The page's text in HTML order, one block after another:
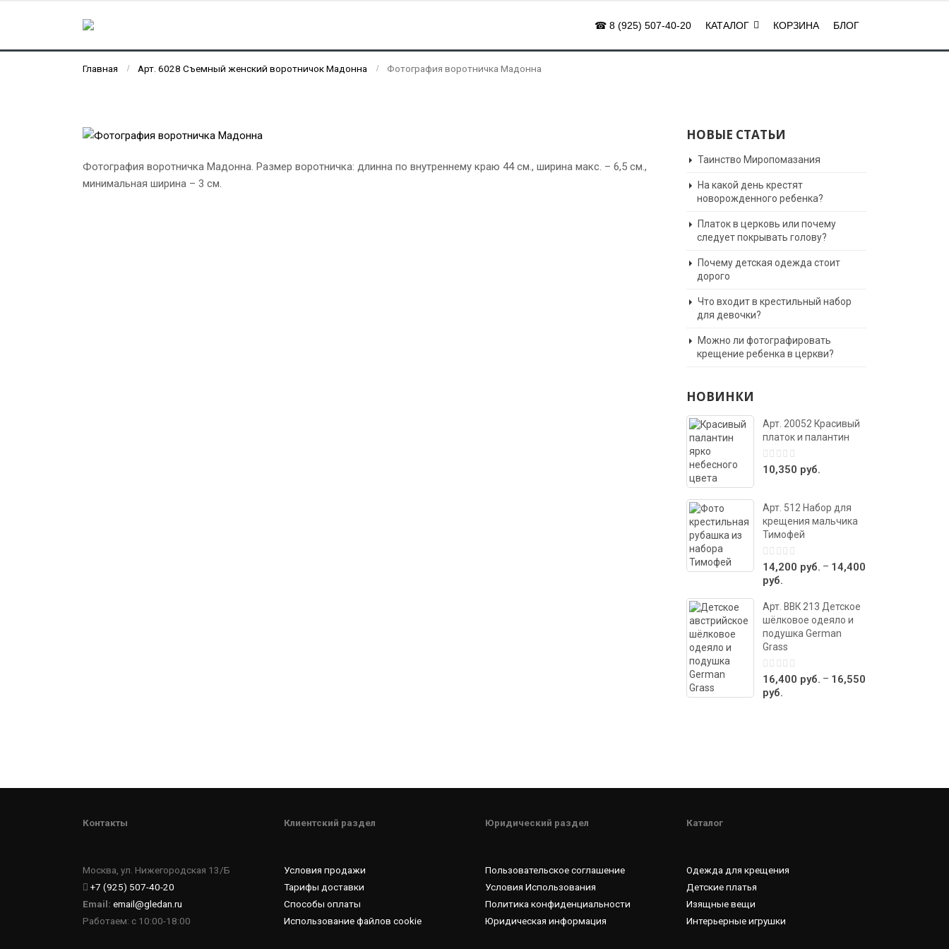
☎ 8 (925) 507-40-20 КАТАЛОГ КОРЗИНА БЛОГ
Главная Арт. 6028 Съемный женский воротничок Мадонна Фотография воротничка Мадонна
Фотография воротничка Мадонна. Размер воротничка: длинна по внутреннему краю 44 см., ширина макс. – 6,5 см.,
минимальная ширина – 3 см.
НОВЫЕ СТАТЬИ
Таинство Миропомазания
На какой день крестят
новорожденного ребенка?
Платок в церковь или почему
следует покрывать голову?
Почему детская одежда стоит
дорого
Что входит в крестильный набор
для девочки?
Можно ли фотографировать
крещение ребенка в церкви?
НОВИНКИ
Арт. 20052 Красивый
платок и палантин
0
out
10,350 руб.
Арт. 512 Набор для
крещения мальчика
Тимофей
0
out
of
14,200 руб. – 14,400
руб.
Арт. ВВК 213 Детское
шёлковое одеяло и
подушка German
Grass
0
out
of
16,400 руб. – 16,550
руб.
Контакты
Москва, ул. Нижегородская 13/Б
+7 (925) 507-40-20
Email: email@gledan.ru
Работаем: с 10:00-18:00
Клиентский раздел
Условия продажи
Тарифы доставки
Способы оплаты
Использование файлов cookie
Юридический раздел
Пользовательское соглашение
Условия Использования
Политика конфиденциальности
Юридическая информация
Каталог
Одежда для крещения
Детские платья
Изящные вещи
Интерьерные игрушки